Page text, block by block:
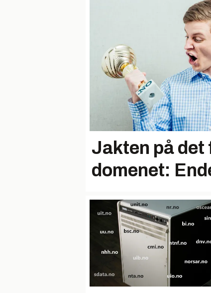
Jakten på det
domenet: